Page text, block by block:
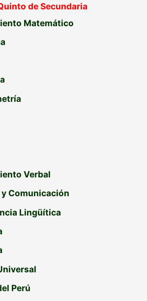
de Secundaria
Matemático
Verbal
Comunicación
Lingüítica
Perú